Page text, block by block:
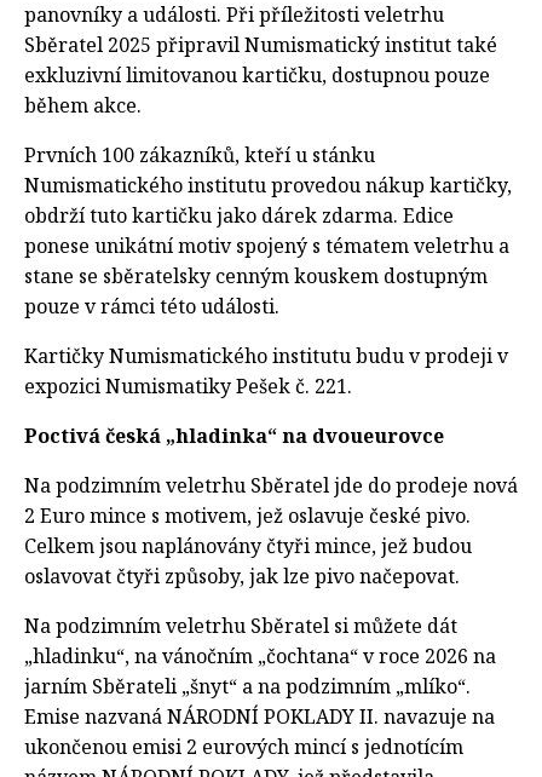
panovníky a události. Při příležitosti veletrhu
Sběratel 2025 připravil Numismatický institut také
exkluzivní limitovanou kartičku, dostupnou pouze
během akce.
Prvních 100 zákazníků, kteří u stánku
Numismatického institutu provedou nákup kartičky,
obdrží tuto kartičku jako dárek zdarma. Edice
ponese unikátní motiv spojený s tématem veletrhu a
stane se sběratelsky cenným kouskem dostupným
pouze v rámci této události.
Kartičky Numismatického institutu budu v prodeji v
expozici Numismatiky Pešek č. 221.
Poctivá česká „hladinka“ na dvoueurovce
Na podzimním veletrhu Sběratel jde do prodeje nová
2 Euro mince s motivem, jež oslavuje české pivo.
Celkem jsou naplánovány čtyři mince, jež budou
oslavovat čtyři způsoby, jak lze pivo načepovat.
Na podzimním veletrhu Sběratel si můžete dát
„hladinku“, na vánočním „čochtana“ v roce 2026 na
jarním Sběrateli „šnyt“ a na podzimním „mlíko“.
Emise nazvaná NÁRODNÍ POKLADY II. navazuje na
ukončenou emisi 2 eurových mincí s jednotícím